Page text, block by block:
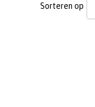
Sorteren op